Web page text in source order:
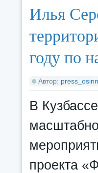
Илья
году по
Автор:
В
проекта